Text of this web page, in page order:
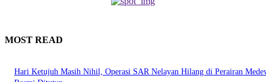
MOST READ
Hari Ketujuh Masih Nihil, Operasi SAR Nelayan Hilang di Perairan